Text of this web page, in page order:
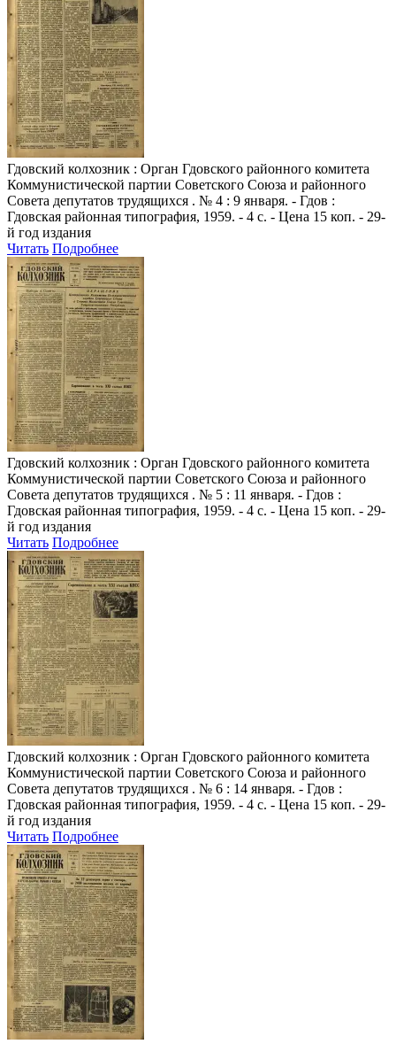
Гдовский колхозник : Орган Гдовского районного комитета
Коммунистической партии Советского Союза и районного
Совета депутатов трудящихся . № 4 : 9 января. - Гдов :
Гдовская районная типография, 1959. - 4 с. - Цена 15 коп. - 29-
й год издания
Читать Подробнее
Гдовский колхозник : Орган Гдовского районного комитета
Коммунистической партии Советского Союза и районного
Совета депутатов трудящихся . № 5 : 11 января. - Гдов :
Гдовская районная типография, 1959. - 4 с. - Цена 15 коп. - 29-
й год издания
Читать Подробнее
Гдовский колхозник : Орган Гдовского районного комитета
Коммунистической партии Советского Союза и районного
Совета депутатов трудящихся . № 6 : 14 января. - Гдов :
Гдовская районная типография, 1959. - 4 с. - Цена 15 коп. - 29-
й год издания
Читать Подробнее